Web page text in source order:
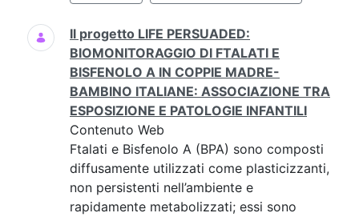
Il progetto LIFE PERSUADED:
BIOMONITORAGGIO DI FTALATI E
BISFENOLO A IN COPPIE MADRE-
BAMBINO ITALIANE: ASSOCIAZIONE TRA
ESPOSIZIONE E PATOLOGIE INFANTILI
Contenuto Web
Ftalati e Bisfenolo A (BPA) sono composti
diffusamente utilizzati come plasticizzanti,
non persistenti nell’ambiente e
rapidamente metabolizzati; essi sono